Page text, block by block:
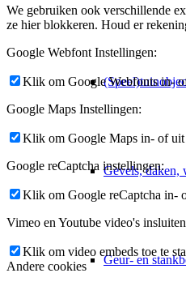
Gevels, daken,
Geur- en
We gebruiken ook verschillende
ze hier blokkeren. Houd er
Google Webfont Instellingen:
Klik om Google Webfonts in-
Google Maps Instellingen:
Klik om Google Maps in- of uit
Google reCaptcha instellingen:
Klik om Google reCaptcha in-
Vimeo en Youtube video's
Klik om video embeds toe te
Andere cookies